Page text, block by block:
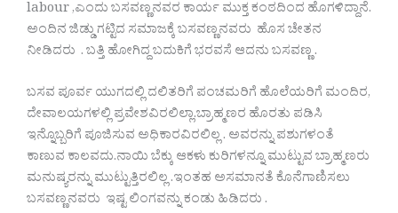
labour ,ಎಂದು ಬಸವಣ್ಣನವರ ಕಾರ್ಯ ಮುಕ್ತ ಕಂಠದಿಂದ ಹೊಗಳಿದ್ದಾನೆ.
ಅಂದಿನ ಜಿಡ್ಡು ಗಟ್ಟಿದ ಸಮಾಜಕ್ಕೆ ಬಸವಣ್ಣನವರು ಹೊಸ ಚೇತನ
ನೀಡಿದರು . ಬತ್ತಿ ಹೋಗಿದ್ದ ಬದುಕಿಗೆ ಭರವಸೆ ಆದನು ಬಸವಣ್ಣ .
ಬಸವ ಪೂರ್ವ ಯುಗದಲ್ಲಿ ದಲಿತರಿಗೆ ಪಂಚಮರಿಗೆ ಹೊಲೆಯರಿಗೆ ಮಂದಿರ,
ದೇವಾಲಯಗಳಲ್ಲಿ ಪ್ರವೇಶವಿರಲಿಲ್ಲಾ.ಬ್ರಾಹ್ಮಣರ ಹೊರತು ಪಡಿಸಿ
ಇನ್ನೊಬ್ಬರಿಗೆ ಪೂಜಿಸುವ ಅಧಿಕಾರವಿರಲಿಲ್ಲ . ಅವರನ್ನು ಪಶುಗಳಂತೆ
ಕಾಣುವ ಕಾಲವದು.ನಾಯಿ ಬೆಕ್ಕು ಆಕಳು ಕುರಿಗಳನ್ನೂ ಮುಟ್ಟುವ ಬ್ರಾಹ್ಮಣರು
ಮನುಷ್ಯರನ್ನು ಮುಟ್ಟುತ್ತಿರಲಿಲ್ಲ .ಇಂತಹ ಅಸಮಾನತೆ ಕೊನೆಗಾಣಿಸಲು
ಬಸವಣ್ಣನವರು ಇಷ್ಟ ಲಿಂಗವನ್ನು ಕಂಡು ಹಿಡಿದರು .